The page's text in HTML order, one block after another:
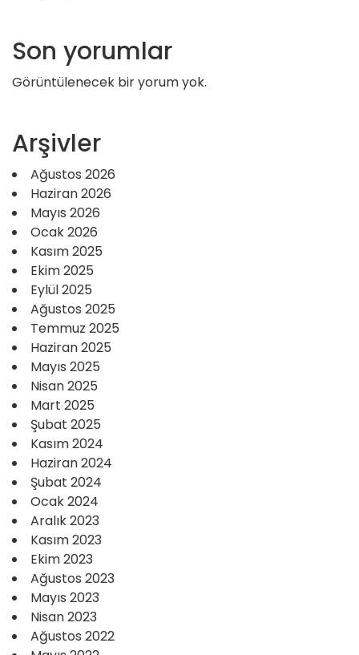
Son yorumlar
Görüntülenecek bir yorum yok.
Arşivler
Ağustos 2026
Haziran 2026
Mayıs 2026
Ocak 2026
Kasım 2025
Ekim 2025
Eylül 2025
Ağustos 2025
Temmuz 2025
Haziran 2025
Mayıs 2025
Nisan 2025
Mart 2025
Şubat 2025
Kasım 2024
Haziran 2024
Şubat 2024
Ocak 2024
Aralık 2023
Kasım 2023
Ekim 2023
Ağustos 2023
Mayıs 2023
Nisan 2023
Ağustos 2022